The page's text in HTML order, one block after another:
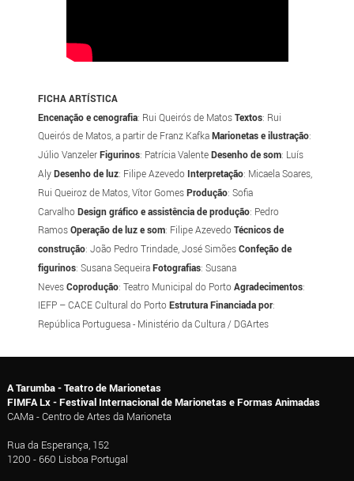
FICHA ARTÍSTICA
Encenação e cenografia: Rui Queirós de MatosTextos: Rui
Queirós de Matos, a partir de Franz KafkaMarionetas e ilustração:
Júlio VanzelerFigurinos: Patrícia ValenteDesenho de som: Luís
AlyDesenho de luz: Filipe Azevedo Interpretação: Micaela Soares,
Rui Queiroz de Matos, Vítor GomesProdução: Sofia
CarvalhoDesign gráfico e assistência de produção: Pedro
RamosOperação de luz e som: Filipe AzevedoTécnicos de
construção: João Pedro Trindade, José SimõesConfeção de
figurinos: Susana SequeiraFotografias: Susana
NevesCoprodução: Teatro Municipal do PortoAgradecimentos:
IEFP – CACE Cultural do PortoEstrutura Financiada por:
República Portuguesa - Ministério da Cultura / DGArtes
A Tarumba - Teatro de Marionetas
FIMFA Lx - Festival Internacional de Marionetas e Formas Animadas
CAMa - Centro de Artes da Marioneta
Rua da Esperança, 152
1200 - 660 Lisboa Portugal